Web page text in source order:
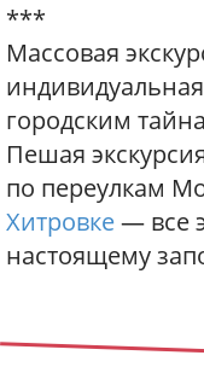
***
Массовая
городским
Пешая
по переулкам
Хитровке— все
настоящему